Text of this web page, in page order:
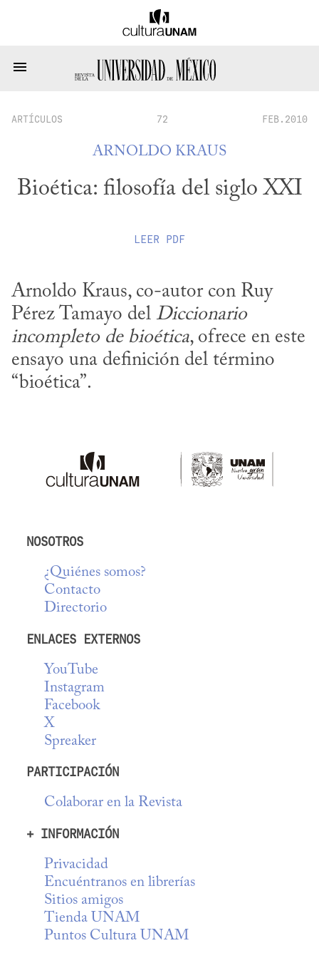
ARTÍCULOS 72 FEB.2010
ARNOLDO KRAUS
Bioética: filosofía del siglo XXI
LEER PDF
Arnoldo Kraus, co-autor con Ruy
Pérez Tamayo del Diccionario
incompleto de bioética, ofrece en este
ensayo una definición del término
“bioética”.
NOSOTROS
¿Quiénes somos?
Contacto
Directorio
ENLACES EXTERNOS
YouTube
Instagram
Facebook
X
Spreaker
PARTICIPACIÓN
Colaborar en la Revista
+ INFORMACIÓN
Privacidad
Encuéntranos en librerías
Sitios amigos
Tienda UNAM
Puntos Cultura UNAM